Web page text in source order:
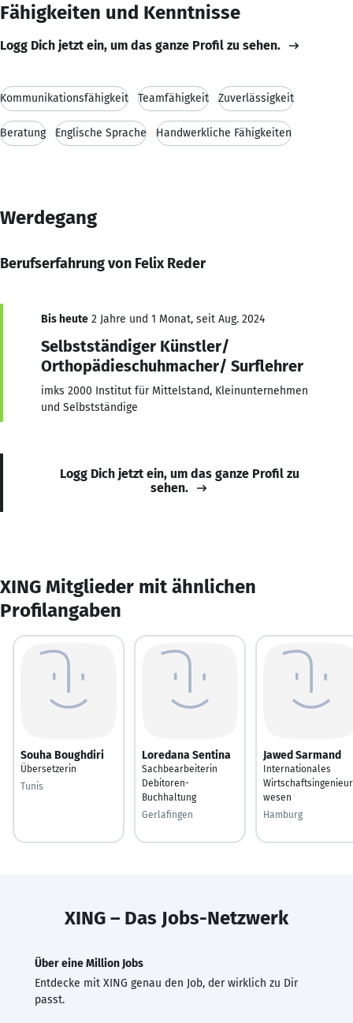
Fähigkeiten und Kenntnisse
Logg Dich jetzt ein, um das ganze Profil zu sehen.
Kommunikationsfähigkeit Teamfähigkeit Zuverlässigkeit
Beratung Englische Sprache Handwerkliche Fähigkeiten
Werdegang
Berufserfahrung von Felix Reder
Bis heute 2 Jahre und 1 Monat, seit Aug. 2024
Selbstständiger Künstler/
Orthopädieschuhmacher/ Surflehrer
imks 2000 Institut für Mittelstand, Kleinunternehmen
und Selbstständige
Logg Dich jetzt ein, um das ganze Profil zu
sehen.
XING Mitglieder mit ähnlichen
Profilangaben
Souha Boughdiri
Übersetzerin
Tunis
Loredana Sentina
Sachbearbeiterin
Debitoren-
Buchhaltung
Gerlafingen
Jawed Sarmand
Internationales
Wirtschaftsingenieur
wesen
Hamburg
XING – Das Jobs-Netzwerk
Über eine Million Jobs
Entdecke mit XING genau den Job, der wirklich zu Dir
passt.